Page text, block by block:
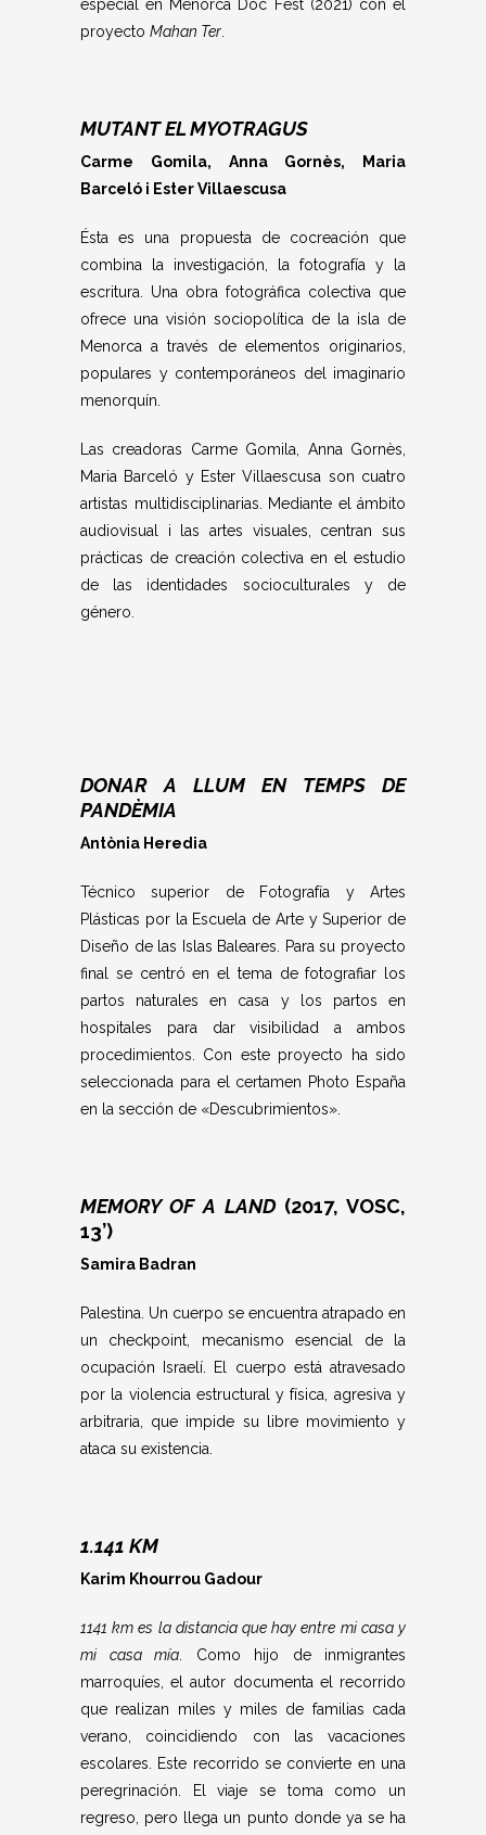
especial en Menorca Doc Fest (2021) con el
proyecto Mahan Ter
MUTANT EL MYOTRAGUS
Carme Gomila, Anna Gornès, Maria
Barceló i Ester Villaescusa
Ésta es una propuesta de cocreación que
combina la investigación, la fotografía y la
escritura. Una obra fotográfica colectiva que
ofrece una visión sociopolítica de la isla de
Menorca a través de elementos originarios,
populares y contemporáneos del imaginario
menorquín.
Las creadoras Carme Gomila, Anna Gornès,
Maria Barceló y Ester Villaescusa son cuatro
artistas multidisciplinarias. Mediante el ámbito
audiovisual i las artes visuales, centran sus
prácticas de creación colectiva en el estudio
de las identidades socioculturales y de
género.
DONAR A LLUM EN TEMPS DE
PANDÈMIA
Antònia Heredia
Técnico superior de Fotografía y Artes
Plásticas por la Escuela de Arte y Superior de
Diseño de las Islas Baleares. Para su proyecto
final se centró en el tema de fotografiar los
partos naturales en casa y los partos en
hospitales para dar visibilidad a ambos
procedimientos. Con este proyecto ha sido
seleccionada para el certamen Photo España
en la sección de «Descubrimientos».
MEMORY OF A LAND (2017, VOSC,
13’)
Samira Badran
Palestina. Un cuerpo se encuentra atrapado en
un checkpoint, mecanismo esencial de la
ocupación Israelí. El cuerpo está atravesado
por la violencia estructural y física, agresiva y
arbitraria, que impide su libre movimiento y
ataca su existencia.
1.141 KM
Karim Khourrou Gadour
1141 km es la distancia que hay entre mi casa y
mi casa mía . Como hijo de inmigrantes
marroquíes, el autor documenta el recorrido
que realizan miles y miles de familias cada
verano, coincidiendo con las vacaciones
escolares. Este recorrido se convierte en una
peregrinación. El viaje se toma como un
regreso, pero llega un punto donde ya se ha